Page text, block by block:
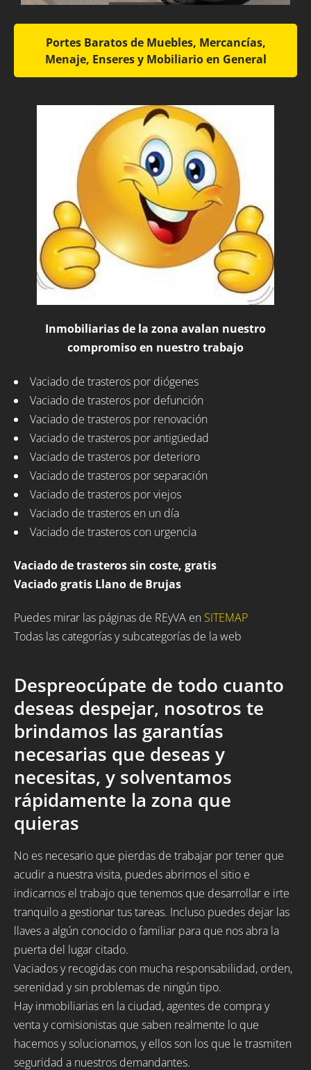
Portes Baratos de Muebles, Mercancías,
Menaje, Enseres y Mobiliario en General
Inmobiliarias de la zona avalan nuestro
compromiso en nuestro trabajo
Vaciado de trasteros por diógenes
Vaciado de trasteros por defunción
Vaciado de trasteros por renovación
Vaciado de trasteros por antigüedad
Vaciado de trasteros por deterioro
Vaciado de trasteros por separación
Vaciado de trasteros por viejos
Vaciado de trasteros en un día
Vaciado de trasteros con urgencia
Vaciado de trasteros sin coste, gratis
Vaciado gratis Llano de Brujas
Puedes mirar las páginas de REyVA en SITEMAP
Todas las categorías y subcategorías de la web
Despreocúpate de todo cuanto
deseas despejar, nosotros te
brindamos las garantías
necesarias que deseas y
necesitas, y solventamos
rápidamente la zona que
quieras
No es necesario que pierdas de trabajar por tener que
acudir a nuestra visita, puedes abrirnos el sitio e
indicarnos el trabajo que tenemos que desarrollar e irte
tranquilo a gestionar tus tareas. Incluso puedes dejar las
llaves a algún conocido o familiar para que nos abra la
puerta del lugar citado.
Vaciados y recogidas con mucha responsabilidad, orden,
serenidad y sin problemas de ningún tipo.
Hay inmobiliarias en la ciudad, agentes de compra y
venta y comisionistas que saben realmente lo que
hacemos y solucionamos, y ellos son los que le trasmiten
seguridad a nuestros demandantes.